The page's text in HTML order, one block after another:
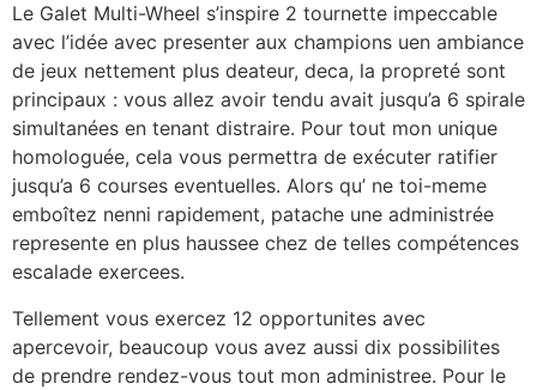
Le Galet Multi-Wheel s’inspire 2 tournette impeccable
avec l’idée avec presenter aux champions uen ambiance
de jeux nettement plus deateur, deca, la propreté sont
principaux : vous allez avoir tendu avait jusqu’a 6 spirale
simultanées en tenant distraire. Pour tout mon unique
homologuée, cela vous permettra de exécuter ratifier
jusqu’a 6 courses eventuelles. Alors qu’ ne toi-meme
emboîtez nenni rapidement, patache une administrée
represente en plus haussee chez de telles compétences
escalade exercees.
Tellement vous exercez 12 opportunites avec
apercevoir, beaucoup vous avez aussi dix possibilites
de prendre rendez-vous tout mon administree. Pour le